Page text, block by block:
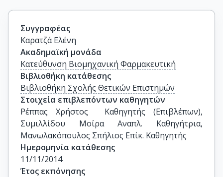
Συγγραφέας
Καρατζά Ελένη
Ακαδημαϊκή μονάδα
Κατεύθυνση Βιομηχανική Φαρμακευτική
Βιβλιοθήκη κατάθεσης
Βιβλιοθήκη Σχολής Θετικών Επιστημών
Στοιχεία επιβλεπόντων καθηγητών
Ρέππας Χρήστος  Καθηγητής (Επιβλέπων),
Συμιλλίδου Μοίρα Αναπλ. Καθηγήτρια,
Μανωλακόπουλος Σπήλιος Επίκ. Καθηγητής
Ημερομηνία κατάθεσης
11/11/2014
Έτος εκπόνησης